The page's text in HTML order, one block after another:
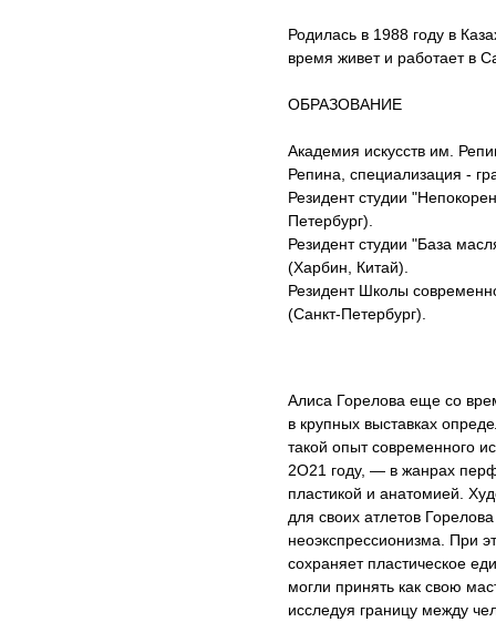
Родилась в 1988 году в
время живет и работает в
ОБРАЗОВАНИЕ
Академия искусств им.
Репина, специализация -
Резидент студии
Петербург).
Резидент студии "База
(Харбин, Китай).
Резидент Школы
(Санкт-Петербург).
Алиса Горелова еще со
в крупных выставках
такой опыт современного
2О21 году, — в жанрах
пластикой и анатомией.
для своих атлетов
неоэкспрессионизма. При
сохраняет пластическое
могли принять как свою
исследуя границу между